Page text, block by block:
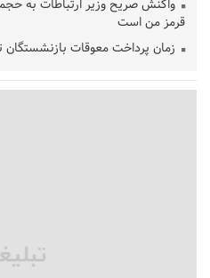
واکنش صریح وزیر ارتباطات به
قرمز من است
زمان پرداخت معوقات بازنشستگان
ارزیابی مجدد ایکوموس
عراقچی:ایران بر عهد مقاومت خود
فراموش می‌کنیم نه می‌بخشیم